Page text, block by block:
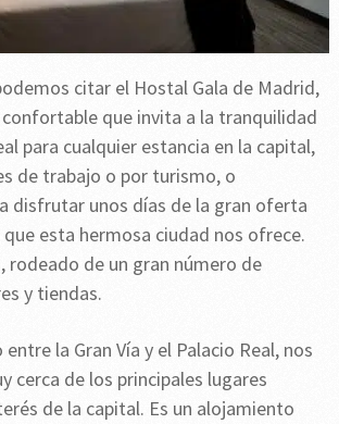
citar el Hostal Gala de Madrid,
que invita a la tranquilidad
para cualquier estancia en la capital,
de trabajo o por turismo, o
disfrutar unos días de la gran oferta
esta hermosa ciudad nos ofrece.
rodeado de un gran número de
y tiendas.
la Gran Vía y el Palacio Real, nos
cerca de los principales lugares
de la capital. Es un alojamiento